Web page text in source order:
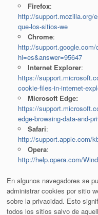
Firefox:
http://support.mozilla.org/
que-los-sitios-we
Chrome:
http://
hl=es&answer=95647
Internet Explorer:
https://
cookie-files-in-internet-
Microsoft Edge:
https://
edge-browsing-data-and-
Safari:
http://support.apple.com/
Opera:
http://help.opera.com/
En algunos navegadores se
administrar cookies por sitio
sobre la privacidad. Esto
todos los sitios salvo de